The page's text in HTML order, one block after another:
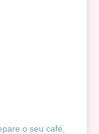
o seu café,